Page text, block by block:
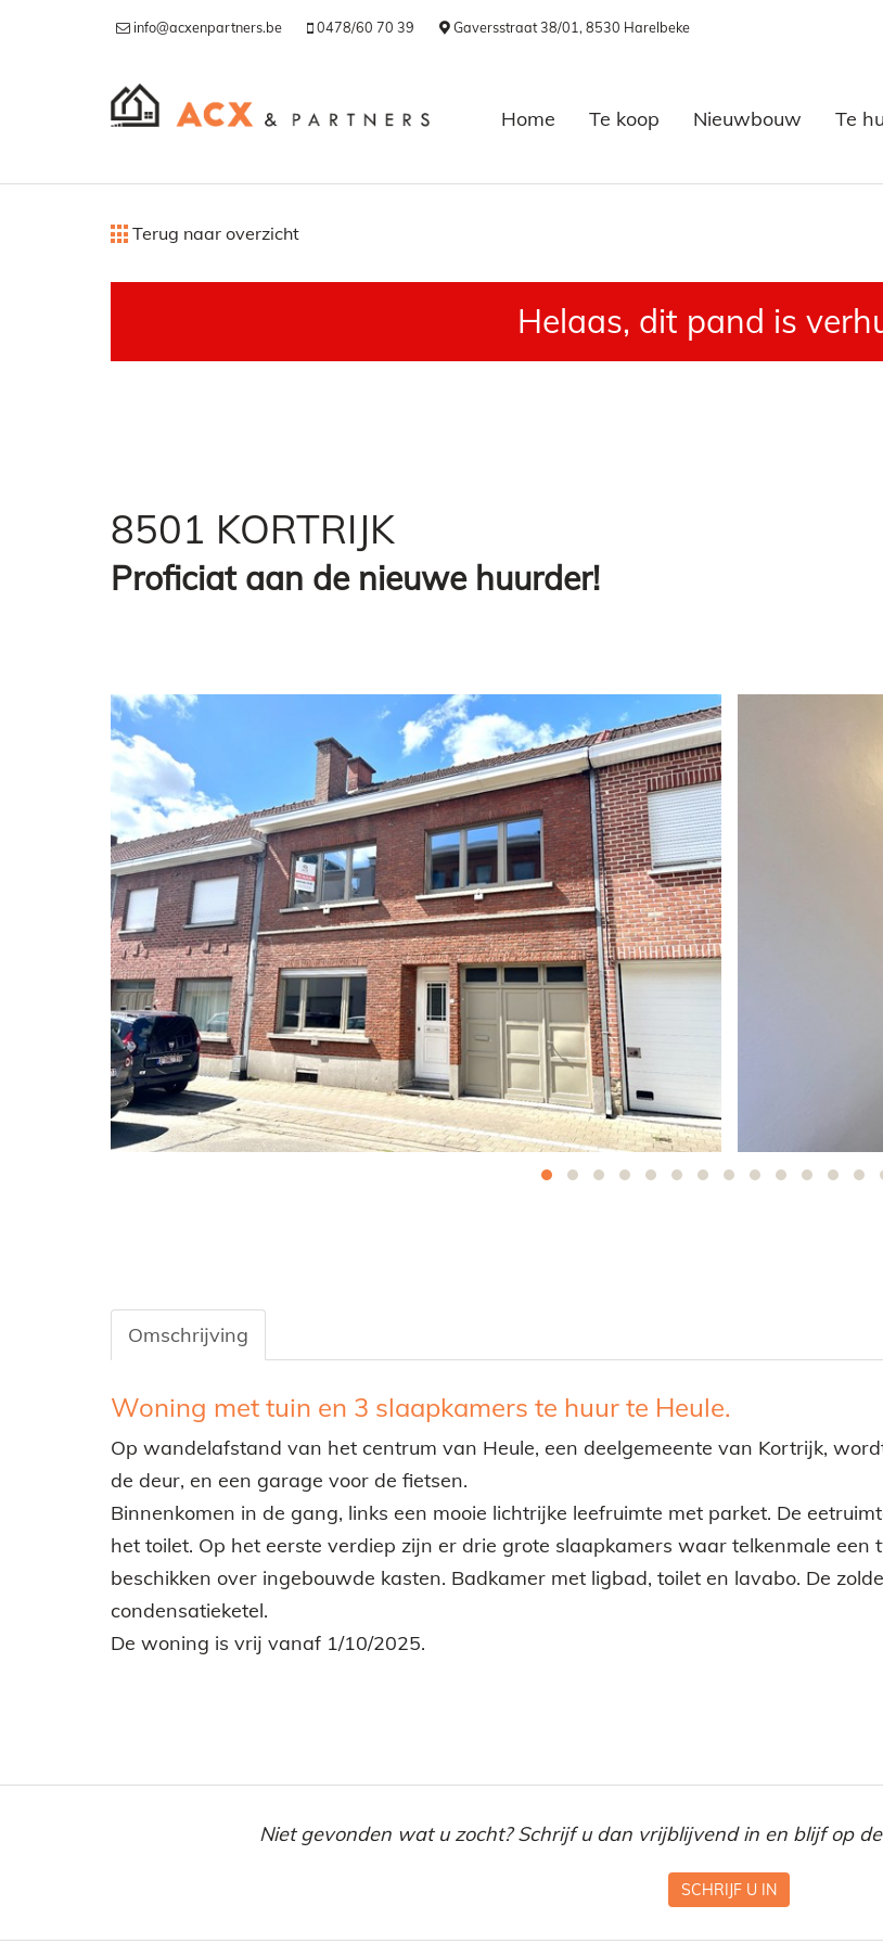
info@acxenpartners.be 0478/60 70 39 Gaversstraat 38/01, 8530 Harelbeke
Home Te koop Nieuwbouw Te
Terug naar overzicht
Helaas, dit pand is
8501 KORTRIJK
Proficiat aan de nieuwe huurder!
Omschrijving
Omschrijving
Woning met tuin en 3 slaapkamers te huur te Heule.
Op wandelafstand van het centrum van Heule, een deelgemeente van Kortrijk,
de deur, en een garage voor de fietsen.
Binnenkomen in de gang, links een mooie lichtrijke leefruimte met parket. De
het toilet. Op het eerste verdiep zijn er drie grote slaapkamers waar telkenmale
beschikken over ingebouwde kasten. Badkamer met ligbad, toilet en lavabo. De
condensatieketel.
De woning is vrij vanaf 1/10/2025.
Niet gevonden wat u zocht? Schrijf u dan vrijblijvend in en blijf op
SCHRIJF U IN